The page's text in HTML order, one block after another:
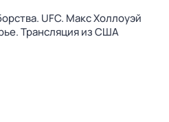
UFC. Макс Холлоуэй
Трансляция из США